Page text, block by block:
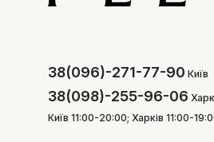
38(096)-271-77-90 Київ
38(098)-255-96-06
Київ 11:00-20:00; Харків 11:00-